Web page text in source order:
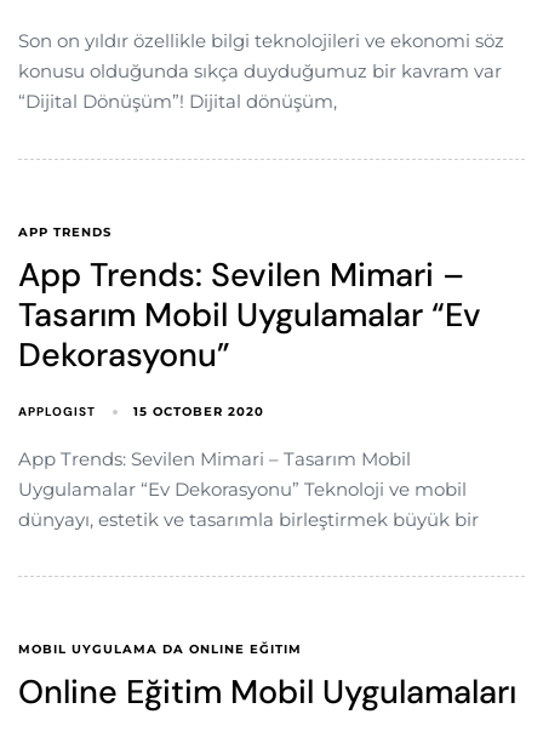
Son on yıldır özellikle bilgi teknolojileri ve ekonomi söz
konusu olduğunda sıkça duyduğumuz bir kavram var
“Dijital Dönüşüm”! Dijital dönüşüm,
APP TRENDS
App Trends: Sevilen Mimari –
Tasarım Mobil Uygulamalar “Ev
Dekorasyonu”
APPLOGIST 15 OCTOBER 2020
App Trends: Sevilen Mimari – Tasarım Mobil
Uygulamalar “Ev Dekorasyonu” Teknoloji ve mobil
dünyayı, estetik ve tasarımla birleştirmek büyük bir
MOBIL UYGULAMA DA ONLINE EĞITIM
Online Eğitim Mobil Uygulamaları